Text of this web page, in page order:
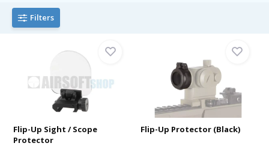
Filters
Flip-Up Sight / Scope
Protector
Flip-Up Protector (Black)